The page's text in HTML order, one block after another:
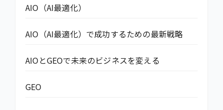
AIO（AI最適化）
AIO（AI最適化）で成功するための最新戦略
AIOとGEOで未来のビジネスを変える
GEO